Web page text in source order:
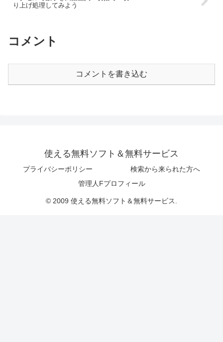
り上げ処理してみよう
コメント
コメントを書き込む
使える無料ソフト＆無料サービス
プライバシーポリシー
検索から来られた方へ
管理人Fプロフィール
© 2009 使える無料ソフト＆無料サービス.